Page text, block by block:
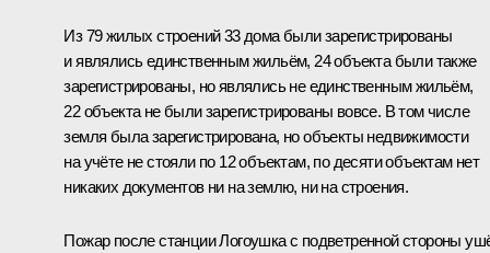
Из 79 жилых строений 33 дома были зарегистрированы
и являлись единственным жильём, 24 объекта были также
зарегистрированы, но являлись не единственным жильём,
22 объекта не были зарегистрированы вовсе. В том числе
земля была зарегистрирована, но объекты недвижимости
на учёте не стояли по 12 объектам, по десяти объектам нет
никаких документов ни на землю, ни на строения.
Пожар после станции Логоушка с подветренной стороны